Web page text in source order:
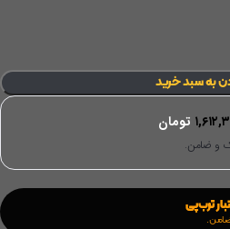
به سبد خرید
تومان
ترب‌پی